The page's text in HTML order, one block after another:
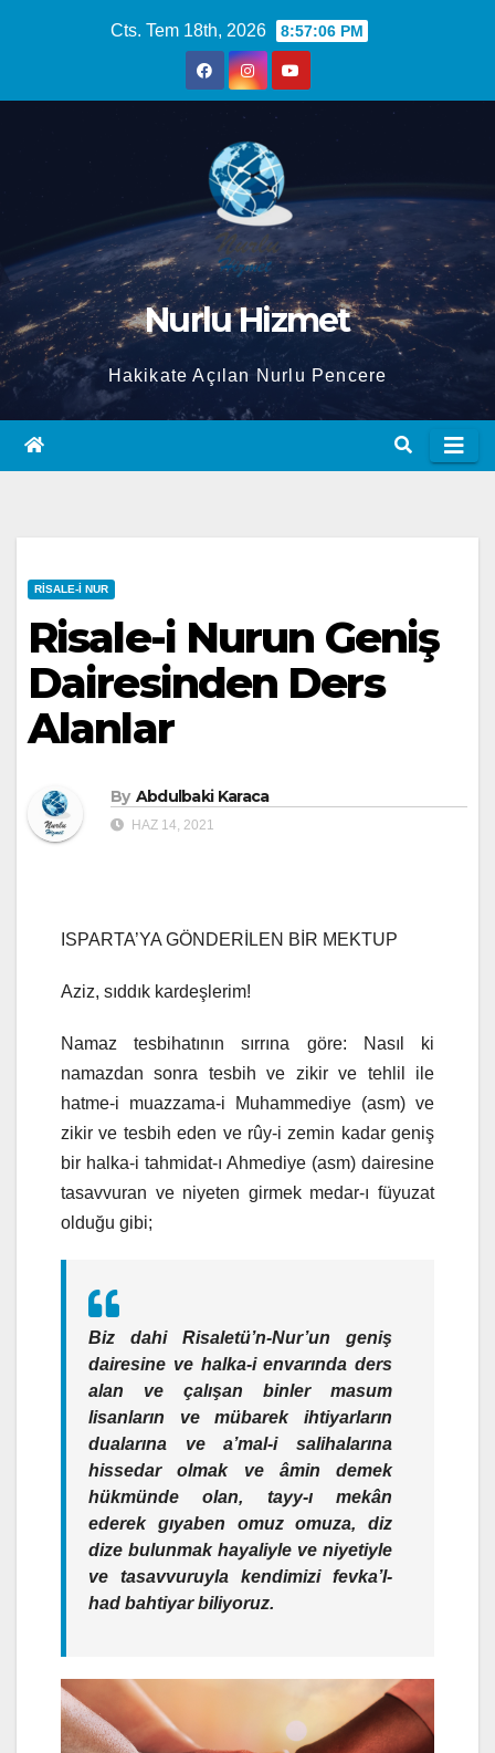
Cts. Tem 18th, 2026 8:57:07 PM
Nurlu Hizmet
Hakikate Açılan Nurlu Pencere
RISALE-I NUR
Risale-i Nurun Geniş
Dairesinden Ders
Alanlar
By Abdulbaki Karaca
HAZ 14, 2021
ISPARTA’YA GÖNDERİLEN BİR MEKTUP
Aziz, sıddık kardeşlerim!
Namaz tesbihatının sırrına göre: Nasıl ki
namazdan sonra tesbih ve zikir ve tehlil ile
hatme-i muazzama-i Muhammediye (asm) ve
zikir ve tesbih eden ve rûy-i zemin kadar geniş
bir halka-i tahmidat-ı Ahmediye (asm) dairesine
tasavvuran ve niyeten girmek medar-ı füyuzat
olduğu gibi;
Biz dahi Risaletü’n-Nur’un geniş
dairesine ve halka-i envarında ders
alan ve çalışan binler masum
lisanların ve mübarek ihtiyarların
dualarına ve a’mal-i salihalarına
hissedar olmak ve âmin demek
hükmünde olan, tayy-ı mekân
ederek gıyaben omuz omuza, diz
dize bulunmak hayaliyle ve niyetiyle
ve tasavvuruyla kendimizi fevka’l-
had bahtiyar biliyoruz.